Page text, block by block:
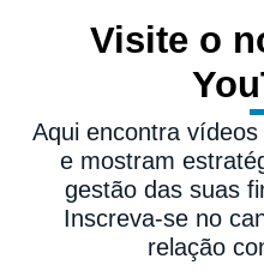
Visite o
Aqui encontra
e mostram
gestão das suas
Inscreva-se no
relação